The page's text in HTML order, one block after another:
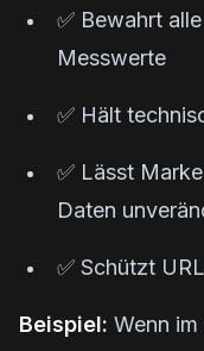
✅ Bewahrt
Messwerte
✅ Hält
✅ Lässt
Daten
✅ Schützt
Beispiel: Wenn